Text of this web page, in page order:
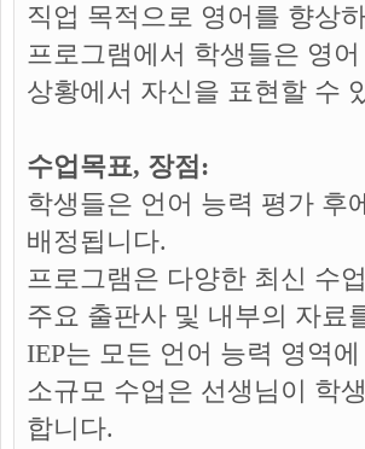
직업 목적으로 영어를 향상
프로그램에서 학생들은 영
상황에서 자신을 표현할 수
수업목표, 장점:
학생들은 언어 능력 평가 후
배정됩니다.
프로그램은 다양한 최신 수
주요 출판사 및 내부의 자료
IEP는 모든 언어 능력 영역
소규모 수업은 선생님이 학
합니다.